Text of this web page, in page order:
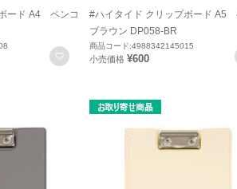
ード A4 ペンコ
お気に入りに登録
#ハイタイド クリップボード A5
ブラウン DP058-BR
商品コード:4988342145015
小売価格 ¥600